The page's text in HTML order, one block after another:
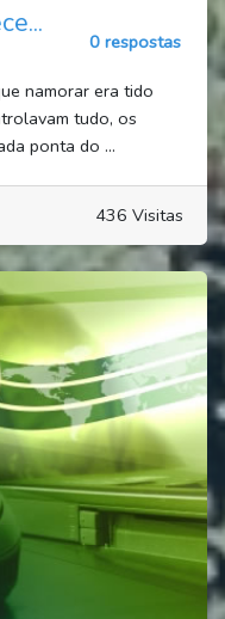
0 respostas
namorar era tido
tudo, os
ponta do ...
436 Visitas